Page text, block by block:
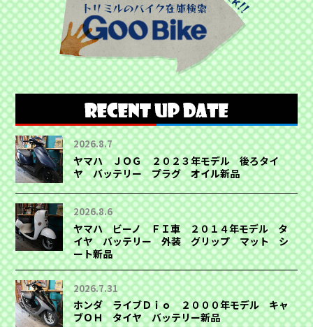
2026.8.7
ヤマハ ＪＯＧ ２０２３年モデル 後ろタイ
ヤ バッテリー プラグ オイル新品
2026.8.6
ヤマハ ビーノ ＦＩ車 ２０１４年モデル タ
イヤ バッテリー 外装 グリップ マット シ
ート新品
2026.7.31
ホンダ ライブＤｉｏ ２０００年モデル キャ
ブＯＨ タイヤ バッテリー新品